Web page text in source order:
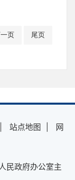
页 尾页
站点地图
网
民政府办公室主